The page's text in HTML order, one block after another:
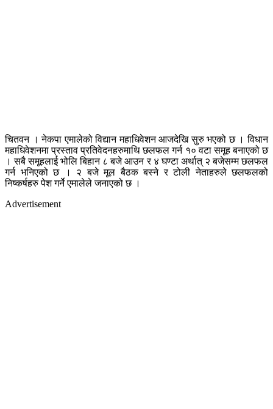
चितवन । नेकपा एमालेको विद्यान महाधिवेशन आजदेखि सुरु भएको छ । विधान
महाधिवेशनमा प्रस्ताव प्रतिवेदनहरुमाथि छलफल गर्न १० वटा समूह बनाएको छ
। सबै समूहलाई भोलि बिहान ८ बजे आउन र ४ घण्टा अर्थात् २ बजेसम्म छलफल
गर्न भनिएको छ । २ बजे मूल बैठक बस्ने र टोली नेताहरुले छलफलको
निष्कर्षहरु पेश गर्ने एमालेले जनाएको छ ।
Advertisement